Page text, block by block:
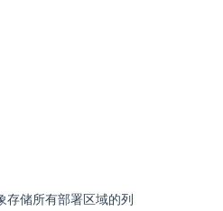
存储所有部署区域的列